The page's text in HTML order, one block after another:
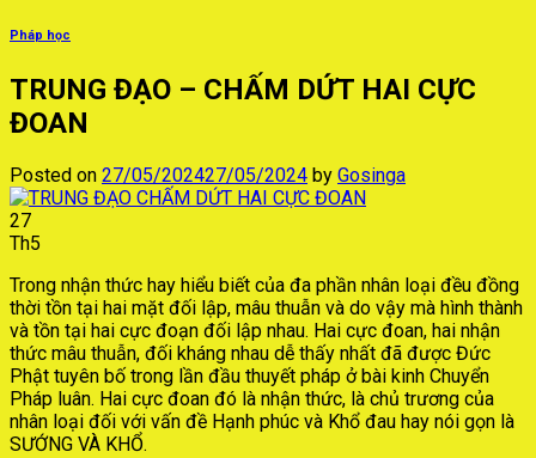
Pháp học
TRUNG ĐẠO – CHẤM DỨT HAI CỰC
ĐOAN
Posted on 27/05/202427/05/2024 by Gosinga
27
Th5
Trong nhận thức hay hiểu biết của đa phần nhân loại đều đồng
thời tồn tại hai mặt đối lập, mâu thuẫn và do vậy mà hình thành
và tồn tại hai cực đoạn đối lập nhau. Hai cực đoan, hai nhận
thức mâu thuẫn, đối kháng nhau dễ thấy nhất đã được Đức
Phật tuyên bố trong lần đầu thuyết pháp ở bài kinh Chuyển
Pháp luân. Hai cực đoan đó là nhận thức, là chủ trương của
nhân loại đối với vấn đề Hạnh phúc và Khổ đau hay nói gọn là
SƯỚNG VÀ KHỔ.